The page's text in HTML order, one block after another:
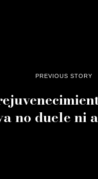
PREVIOUS STORY
no duele ni